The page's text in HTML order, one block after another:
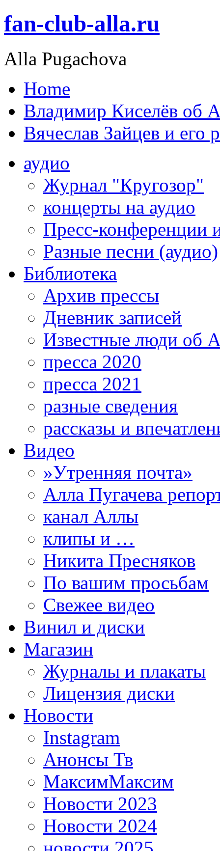
fan-club-alla.ru
Alla Pugachova
Home
Владимир Киселёв об
Вячеслав Зайцев и его
аудио
Журнал "Кругозор"
концерты на аудио
Пресс-конференции
Разные песни (аудио)
Библиотека
Архив прессы
Дневник записей
Известные люди об
пресса 2020
пресса 2021
разные сведения
рассказы и
Видео
»Утренняя почта»
Алла Пугачева
канал Аллы
клипы и …
Никита Пресняков
По вашим просьбам
Свежее видео
Винил и диски
Магазин
Журналы и плакаты
Лицензия диски
Новости
Instagram
Анонсы Тв
МаксимМаксим
Новости 2023
Новости 2024